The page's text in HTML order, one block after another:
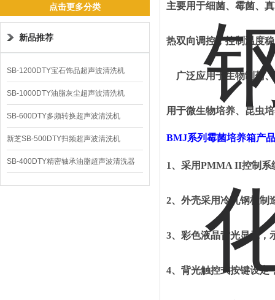
点击更多分类
新品推荐
SB-1200DTY宝石饰品超声波清洗机
SB-1000DTY油脂灰尘超声波清洗机
SB-600DTY多频转换超声波清洗机
新芝SB-500DTY扫频超声波清洗机
SB-400DTY精密轴承油脂超声波清洗器
主要用于细菌、霉菌、
热双向调控，控制温度
广泛应用于生物制药
用于微生物培养、昆虫
BMJ系列霉菌培养箱产
1、 采用PMMA II控制系
2、 外壳采用冷轧钢板制
3、 彩色液晶背光显示，
4、 背光触控式按键设定